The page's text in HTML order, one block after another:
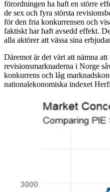
förordningen ha haft en större
de sex och fyra största
för den fria konkurrensen och
faktiskt har haft avsedd effekt.
alla aktörer att vässa sina
Däremot är det värt att nämna att
revisionsmarknaderna i Norge
konkurrens och låg
nationalekonomiska indexet